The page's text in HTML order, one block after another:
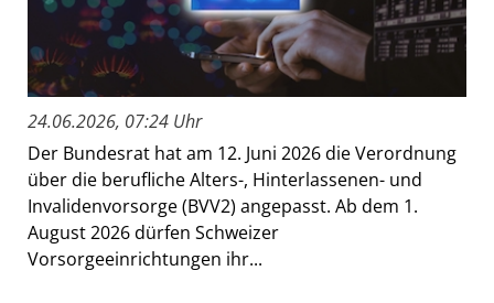
24.06.2026, 07:24 Uhr
Der Bundesrat hat am 12. Juni 2026 die Verordnung
über die berufliche Alters-, Hinterlassenen- und
Invalidenvorsorge (BVV2) angepasst. Ab dem 1.
August 2026 dürfen Schweizer
Vorsorgeeinrichtungen ihr...